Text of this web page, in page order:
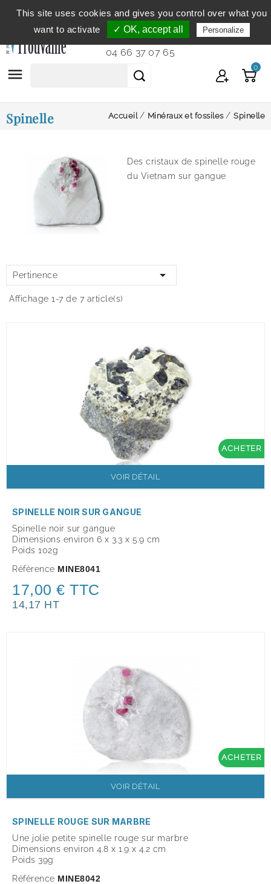
Service clientèle
du lundi au vendredi de 9h à 12h et
de 14h à 18h...
04 66 37 07 65
 0
Spinelle Accueil Minéraux et fossiles Spinelle
Des cristaux de spinelle rouge
du Vietnam sur gangue
Pertinence 
Affichage 1-7 de 7 article(s)
ACHETER
VOIR DÉTAIL
SPINELLE NOIR SUR GANGUE
Spinelle noir sur gangue
Dimensions environ 6 x 3.3 x 5.9 cm
Poids 102g
Référence MINE8041
17,00 € TTC
14,17 HT
ACHETER
VOIR DÉTAIL
SPINELLE ROUGE SUR MARBRE
Une jolie petite spinelle rouge sur marbre
Dimensions environ 4.8 x 1.9 x 4.2 cm
Poids 39g
Référence MINE8042
This site uses cookies and gives you control over what you
want to activate
✓ OK, accept all Personalize